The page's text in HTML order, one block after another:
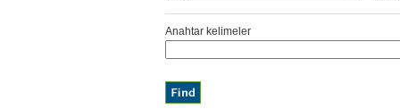
Anahtar kelimeler